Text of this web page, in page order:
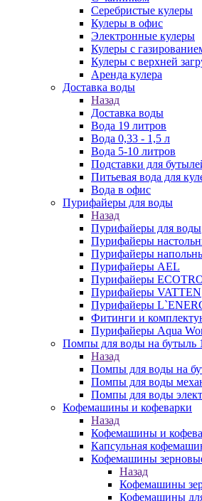
Серебристые кулеры
Кулеры в офис
Электронные кулеры
Кулеры с
Кулеры с верхней
Аренда кулера
Доставка воды
Назад
Доставка воды
Вода 19 литров
Вода 0,33 - 1,5 л
Вода 5-10 литров
Подставки для
Питьевая вода для
Вода в офис
Пурифайеры для воды
Назад
Пурифайеры для воды
Пурифайеры
Пурифайеры
Пурифайеры AEL
Пурифайеры
Пурифайеры VATTEN
Пурифайеры
Фитинги и
Пурифайеры Aqua
Помпы для воды на бутыль
Назад
Помпы для воды на
Помпы для воды
Помпы для воды
Кофемашины и кофеварки
Назад
Кофемашины и
Капсульная
Кофемашины
Назад
Кофемашины
Кофемашины